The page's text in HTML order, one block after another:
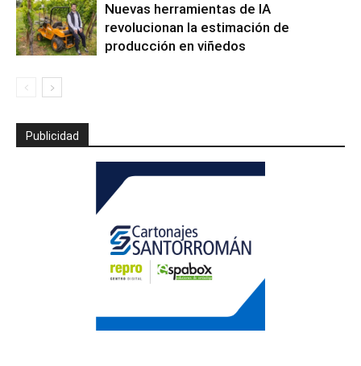
Nuevas herramientas de IA
revolucionan la estimación de
producción en viñedos
Publicidad